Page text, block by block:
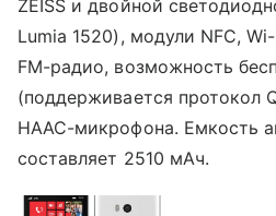
ZEISS и двойной
Lumia 1520), модули NFC,
FM-радио, возможность
(поддерживается протокол
HAAC-микрофона. Емкость
составляет 2510 мАч.